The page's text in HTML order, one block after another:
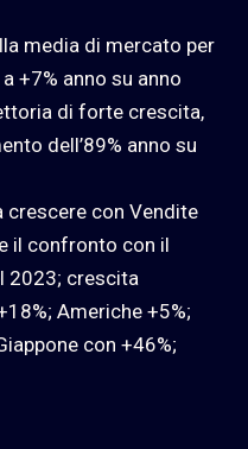
media di mercato per
+7% anno su anno
di forte crescita,
dell’89% anno su
crescere con Vendite
il confronto con il
2023; crescita
Americhe +5%;
con +46%;